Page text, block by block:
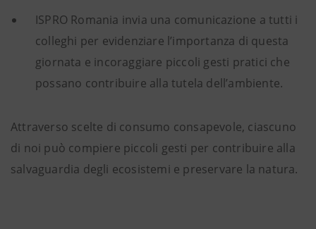
ISPRO Romania invia una comunicazione a tutti i
colleghi per evidenziare l’importanza di questa
giornata e incoraggiare piccoli gesti pratici che
possano contribuire alla tutela dell’ambiente.
Attraverso scelte di consumo consapevole, ciascuno
di noi può compiere piccoli gesti per contribuire alla
salvaguardia degli ecosistemi e preservare la natura.